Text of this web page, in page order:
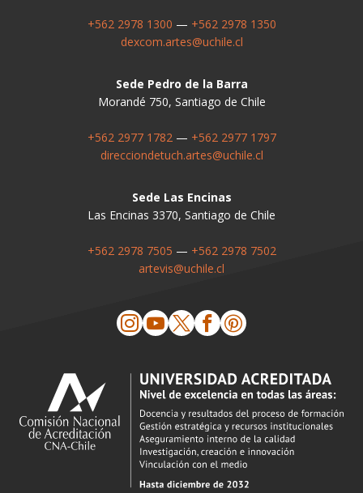
+562 2978 1300 — +562 2978 1350
dexcom.artes@uchile.cl
Sede Pedro de la Barra
Morandé 750, Santiago de Chile
+562 2977 1782— +562 2977 1797
direcciondetuch.artes@uchile.cl
Sede Las Encinas
Las Encinas 3370, Santiago de Chile
+562 2978 7505 — +562 2978 7502
artevis@uchile.cl